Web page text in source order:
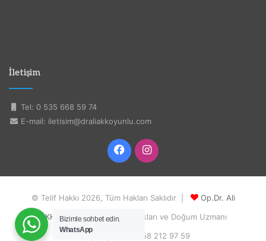
İletişim
Tel: 0 535 668 59 74
E-mail: iletisim@draliakkoyunlu.com
FacebookInstagram
© Telif Hakkı 2026, Tüm Hakları Saklıdır |
Op.Dr. Ali
AKKOYUNLU| Kadın Hastalıkları ve Doğum Uzmanı
İletişim için
0 358 212 97 59
Bizimle sohbet edin.
WhatsApp